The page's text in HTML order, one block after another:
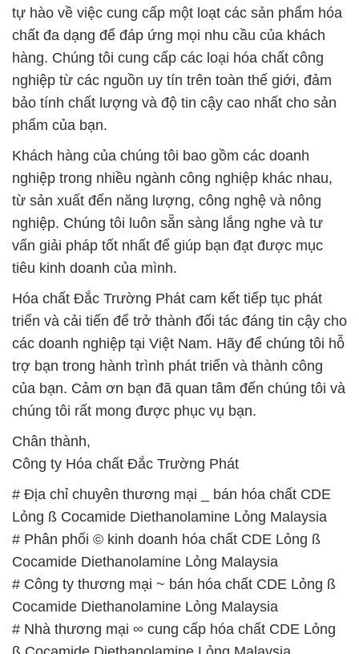
tự hào về việc cung cấp một loạt các sản phẩm hóa
chất đa dạng để đáp ứng mọi nhu cầu của khách
hàng. Chúng tôi cung cấp các loại hóa chất công
nghiệp từ các nguồn uy tín trên toàn thế giới, đảm
bảo tính chất lượng và độ tin cậy cao nhất cho sản
phẩm của bạn.
Khách hàng của chúng tôi bao gồm các doanh
nghiệp trong nhiều ngành công nghiệp khác nhau,
từ sản xuất đến năng lượng, công nghệ và nông
nghiệp. Chúng tôi luôn sẵn sàng lắng nghe và tư
vấn giải pháp tốt nhất để giúp bạn đạt được mục
tiêu kinh doanh của mình.
Hóa chất Đắc Trường Phát cam kết tiếp tục phát
triển và cải tiến để trở thành đối tác đáng tin cậy cho
các doanh nghiệp tại Việt Nam. Hãy để chúng tôi hỗ
trợ bạn trong hành trình phát triển và thành công
của bạn. Cảm ơn bạn đã quan tâm đến chúng tôi và
chúng tôi rất mong được phục vụ bạn.
Chân thành,
Công ty Hóa chất Đắc Trường Phát
# Địa chỉ chuyên thương mại _ bán hóa chất CDE
Lỏng ß Cocamide Diethanolamine Lỏng Malaysia
# Phân phối © kinh doanh hóa chất CDE Lỏng ß
Cocamide Diethanolamine Lỏng Malaysia
# Công ty thương mại ~ bán hóa chất CDE Lỏng ß
Cocamide Diethanolamine Lỏng Malaysia
# Nhà thương mại ∞ cung cấp hóa chất CDE Lỏng